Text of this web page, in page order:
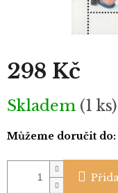
298 Kč
Měrná
cena:
Skladem (1 ks)
Můžeme doručit do: